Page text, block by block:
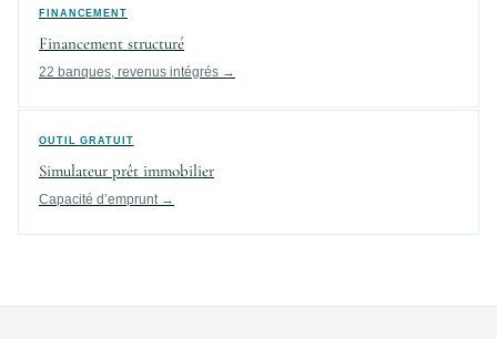
FINANCEMENT
Financement structuré
22 banques, revenus intégrés →
OUTIL GRATUIT
Simulateur prêt immobilier
Capacité d’emprunt →